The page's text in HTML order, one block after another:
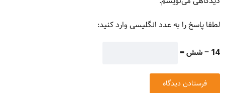
لطفا پاسخ را به عدد انگلیسی وارد کنید:
14 − شش =